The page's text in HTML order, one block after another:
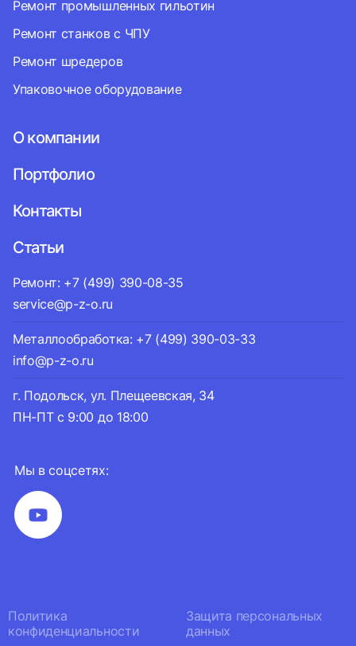
Мы в соцсетях:
Ремонт промышленных гильотин
Ремонт станков с ЧПУ
Ремонт шредеров
Упаковочное оборудование
О компании
Портфолио
Контакты
Статьи
Ремонт: +7 (499) 390-08-35
service@p-z-o.ru
Металлообработка: +7 (499) 390-03-33
info@p-z-o.ru
г. Подольск, ул. Плещеевская, 34
ПН-ПТ с 9:00 до 18:00
Политика
конфиденциальности
Защита персональных
данных